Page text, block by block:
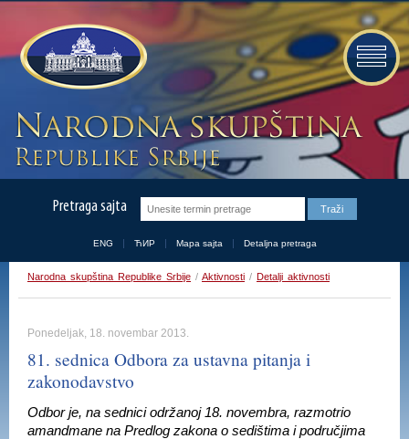
Pretraga sajta
ENG ЋИР Mapa sajta Detaljna pretraga
Narodna skupština Republike Srbije / Aktivnosti / Detalji aktivnosti
Ponedeljak, 18. novembar 2013.
81. sednica Odbora za ustavna pitanja i
zakonodavstvo
Odbor je, na sednici održanoj 18. novembra, razmotrio
amandmane na Predlog zakona o sedištima i područjima